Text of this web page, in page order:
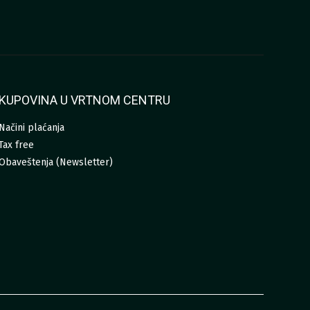
U VRTNOM CENTRU
plaćanja
free
(Newsletter)